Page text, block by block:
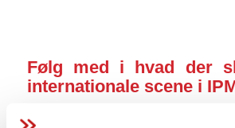
Følg med i hvad der
internationale scene i
Læs de nyeste internationale